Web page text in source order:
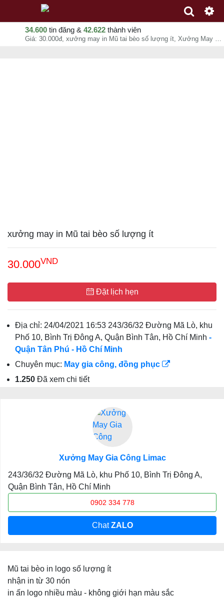
34.600 tin đăng & 42.622 thành viên
Giá: 30.000đ, xưởng may in Mũ tai bèo số lượng ít, Xưởng May Gia Công Limac, chuyên mục May gia công, đồng phục tại Quận Tân Phú - Hồ Chí Minh - 10-08-2026 16:39:57
xưởng may in Mũ tai bèo số lượng ít
30.000VND
Đặt lịch hẹn
Địa chỉ: 24/04/2021 16:53 243/36/32 Đường Mã Lò, khu
Phố 10, Bình Trị Đông A, Quận Bình Tân, Hồ Chí Minh -
Quận Tân Phú - Hồ Chí Minh
Chuyên mục: May gia công, đồng phục
1.250 Đã xem chi tiết
Xưởng May Gia Công Limac
243/36/32 Đường Mã Lò, khu Phố 10, Bình Trị Đông A,
Quận Bình Tân, Hồ Chí Minh
0902 334 778
ChatZALO
Mũ tai bèo in logo số lượng ít
nhận in từ 30 nón
in ấn logo nhiều màu - không giới hạn màu sắc